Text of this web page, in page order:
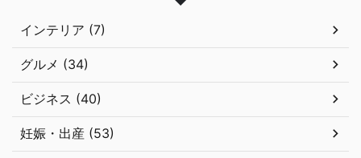
インテリア (7)
グルメ (34)
ビジネス (40)
妊娠・出産 (53)